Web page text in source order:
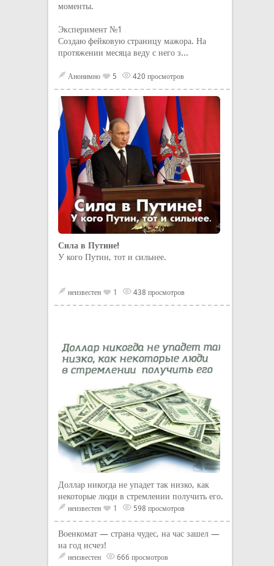
моменты.
Эксперимент №1
Создаю фейковую страницу мажора. На
протяжении месяца веду с него з...
Анонимно 5 420 просмотров
Сила в Путине!
У кого Путин, тот и сильнее.
неизвестен 1 438 просмотров
Доллар никогда не упадет так низко, как
некоторые люди в стремлении получить его.
неизвестен 1 598 просмотров
Военкомат — страна чудес, на час зашел —
на год исчез!
неизвестен 666 просмотров